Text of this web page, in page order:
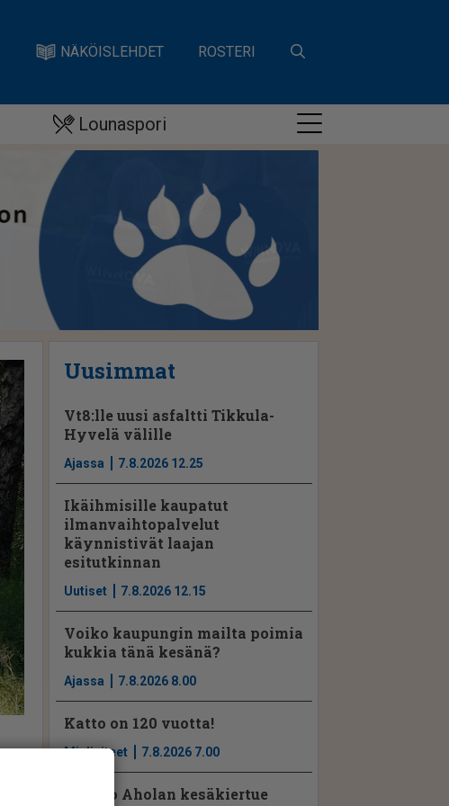
NÄKÖISLEHDET ROSTERI
Lounaspori
Uusimmat
Vt8:lle uusi asfaltti Tikkula-
Hyvelä välille
Ajassa 7.8.2026 12.25
Ikäihmisille kaupatut
ilmanvaihtopalvelut
käynnistivät laajan
esitutkinnan
Uutiset 7.8.2026 12.15
Voiko kaupungin mailta poimia
kukkia tänä kesänä?
Ajassa 7.8.2026 8.00
Katto on 120 vuotta!
Mielipiteet 7.8.2026 7.00
Jarkko Aholan kesäkiertue